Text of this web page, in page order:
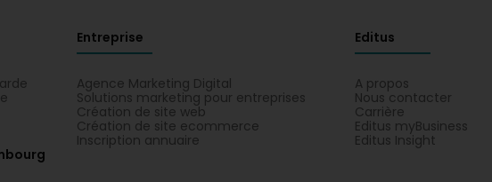
Entreprise
Agence Marketing Digital
Solutions marketing pour entreprises
Création de site web
Création de site ecommerce
Inscription annuaire
Editus
A propos
Nous contacter
Carrière
Editus myBusiness
Editus Insight